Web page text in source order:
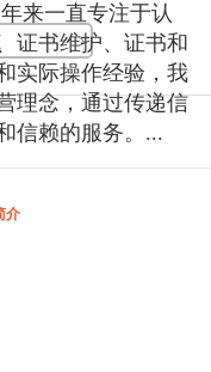
来一直专注于认
证书维护、证书和
实际操作经验，我
理念，通过传递信
信赖的服务。...
介